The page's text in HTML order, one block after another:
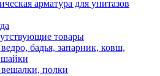
арматура для унитазов
товары
бадья, запарник, ковш,
полки